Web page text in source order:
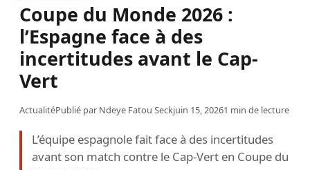
Coupe du Monde 2026 :
l’Espagne face à des
incertitudes avant le Cap-
Vert
ActualitéPublié par Ndeye Fatou Seckjuin 15, 20261 min de lecture
L’équipe espagnole fait face à des incertitudes
avant son match contre le Cap-Vert en Coupe du